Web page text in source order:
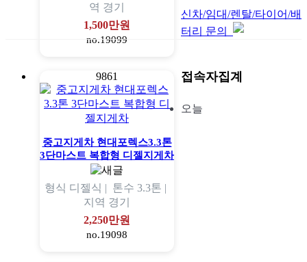
역 경기
1,500만원
no.19099
9861
중고지게차 현대포렉스3.3톤
3단마스트 복합형 디젤지게차
형식 디젤식 | 톤수 3.3톤 |
지역 경기
2,250만원
no.19098
신차/임대/렌탈/타이어/배
터리 문의
접속자집계
오늘